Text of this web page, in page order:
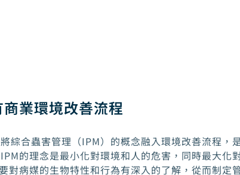
商業環境改善流程
綜合蟲害管理（IPM）的概念融入環境改善流程，
的理念是最小化對環境和人的危害，同時最大化
對病媒的生物特性和行為有深入的了解，從而制定